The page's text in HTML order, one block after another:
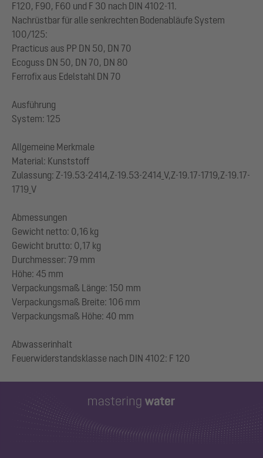
F120, F90, F60 und F 30 nach DIN 4102-11.
Nachrüstbar für alle senkrechten Bodenabläufe System
100/125:
Practicus aus PP DN 50, DN 70
Ecoguss DN 50, DN 70, DN 80
Ferrofix aus Edelstahl DN 70
Ausführung
System: 125
Allgemeine Merkmale
Material: Kunststoff
Zulassung: Z-19.53-2414,Z-19.53-2414_V,Z-19.17-1719,Z-19.17-
1719_V
Abmessungen
Gewicht netto: 0,16 kg
Gewicht brutto: 0,17 kg
Durchmesser: 79 mm
Höhe: 45 mm
Verpackungsmaß Länge: 150 mm
Verpackungsmaß Breite: 106 mm
Verpackungsmaß Höhe: 40 mm
Abwasserinhalt